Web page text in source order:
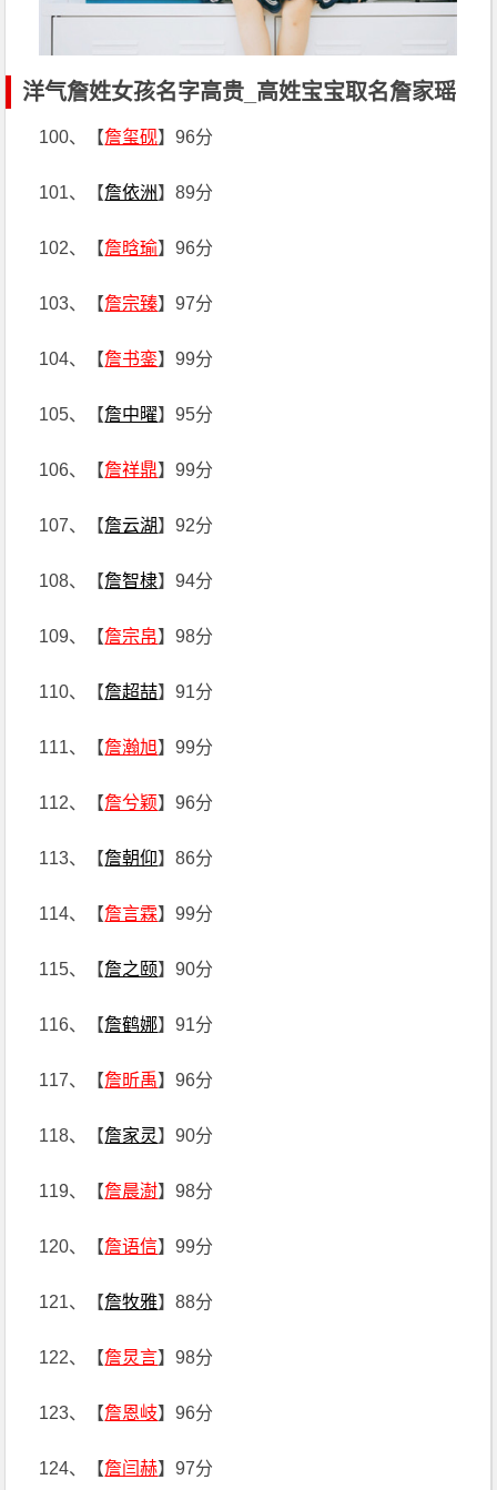
洋气詹姓女孩名字高贵_高姓宝宝取名詹家瑶
100、【詹玺砚】96分
101、【詹依洲】89分
102、【詹晗瑜】96分
103、【詹宗臻】97分
104、【詹书銮】99分
105、【詹中曜】95分
106、【詹祥鼎】99分
107、【詹云湖】92分
108、【詹智棣】94分
109、【詹宗帛】98分
110、【詹超喆】91分
111、【詹瀚旭】99分
112、【詹兮颖】96分
113、【詹朝仰】86分
114、【詹言霖】99分
115、【詹之颐】90分
116、【詹鹤娜】91分
117、【詹昕禹】96分
118、【詹家灵】90分
119、【詹晨澍】98分
120、【詹语信】99分
121、【詹牧雅】88分
122、【詹炅言】98分
123、【詹恩岐】96分
124、【詹闫赫】97分